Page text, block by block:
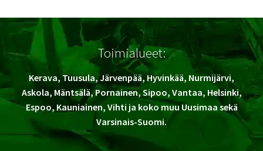
Toimialueet:
Kerava, Tuusula, Järvenpää, Hyvinkää, Nurmijärvi,
Askola, Mäntsälä, Pornainen, Sipoo, Vantaa, Helsinki,
Espoo, Kauniainen, Vihti ja koko muu Uusimaa sekä
Varsinais-Suomi.